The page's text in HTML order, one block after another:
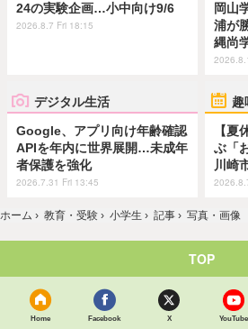
24の実験企画…小中向け9/6
2026.8.7 Fri 18:15
岡山
浦が
縄尚
デジタル生活
Google、アプリ向け年齢確認
APIを年内に世界展開…未成年
者保護を強化
2026.7.31 Fri 13:45
趣
【
ぶ「
川崎
ホーム › 教育・受験 › 小学生 › 記事 › 写真・画像
TOP
Home Facebook X YouTube